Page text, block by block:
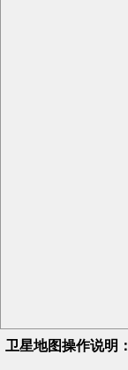
卫星地图操作说明：